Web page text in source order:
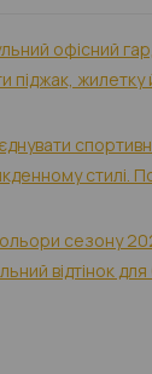
офісний
піджак, жилетку
стилі.
сезону
відтінок